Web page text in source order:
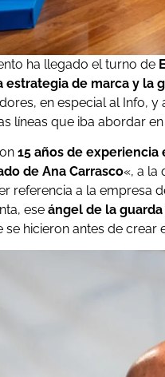
ha llegado el turno de
estrategia de marca y la
en especial al Info,
líneas que iba abordar
15 años de
de Ana Carrasco«, a la
referencia a la empresa
ese ángel de la
se hicieron antes de crear